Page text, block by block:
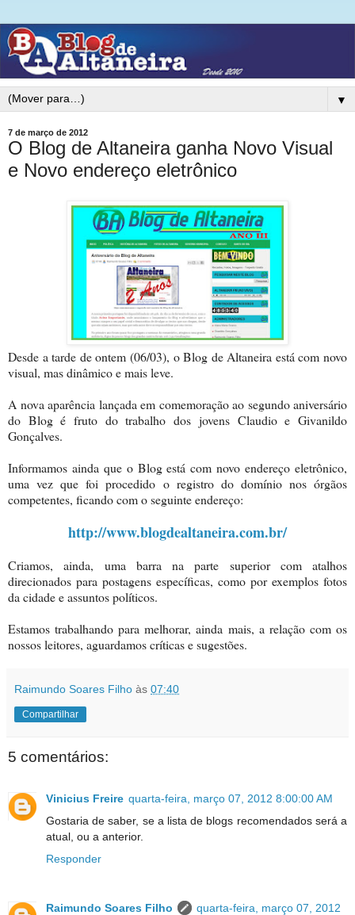
▼
7 de março de 2012
O Blog de Altaneira ganha Novo Visual
e Novo endereço eletrônico
Desde a tarde de ontem (06/03), o Blog de Altaneira está com novo
visual, mas dinâmico e mais leve.
A nova aparência lançada em comemoração ao segundo aniversário
do Blog é fruto do trabalho dos jovens Claudio e Givanildo
Gonçalves.
Informamos ainda que o Blog está com novo endereço eletrônico,
uma vez que foi procedido o registro do domínio nos órgãos
competentes, ficando com o seguinte endereço:
http://www.blogdealtaneira.com.br/
Criamos, ainda, uma barra na parte superior com atalhos
direcionados para postagens específicas, como por exemplos fotos
da cidade e assuntos políticos.
Estamos trabalhando para melhorar, ainda mais, a relação com os
nossos leitores, aguardamos críticas e sugestões.
Raimundo Soares Filho às 07:40
Compartilhar
5 comentários:
Vinicius Freire quarta-feira, março 07, 2012 8:00:00 AM
Gostaria de saber, se a lista de blogs recomendados será a
atual, ou a anterior.
Responder
Raimundo Soares Filho
quarta-feira, março 07, 2012